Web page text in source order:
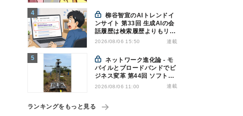
柳谷智宣のAIトレンドイ
ンサイト 第33回 生成AIの会
話履歴は検索履歴よりもリス
キー？今のうちに情報漏洩対
2026/08/06 15:50 連載
ネットワーク進化論 - モ
バイルとブロードバンドでビ
ジネス変革 第44回 ソフトバ
ンクが「HAPS」のプレ商用
2026/08/06 11:00 連載
ランキングをもっと見る